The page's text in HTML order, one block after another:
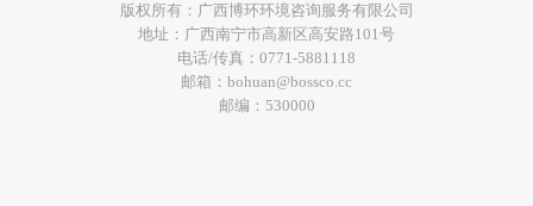
版权所有：广西博环环境咨询服务有限公司
地址：广西南宁市高新区高安路101号
电话/传真：0771-5881118
邮箱：bohuan@bossco.cc
邮编：530000